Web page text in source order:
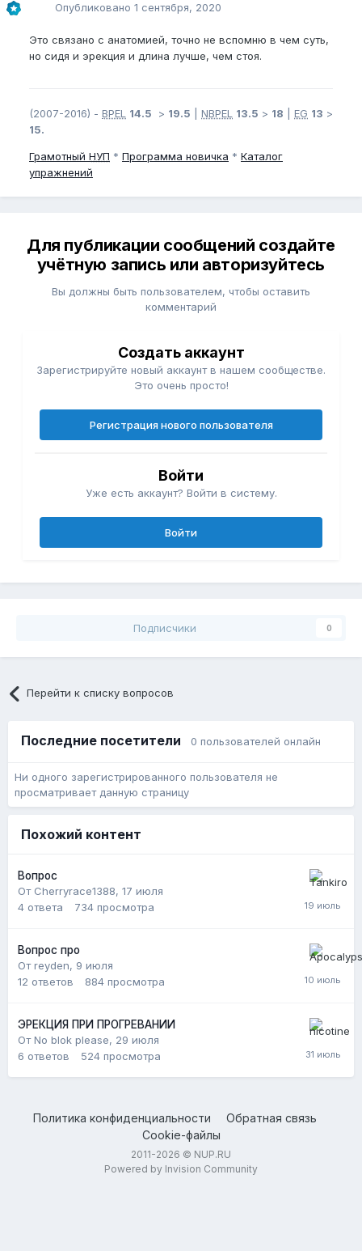
Опубликовано 1 сентября, 2020
Это связано с анатомией, точно не вспомню в чем суть,
но сидя и эрекция и длина лучше, чем стоя.
(2007-2016) - BPEL 14.5 > 19.5 NBPEL 13.5 > 18 EG 13 >
15.
Грамотный НУП * Программа новичка * Каталог
упражнений
Для публикации сообщений создайте
учётную запись или авторизуйтесь
Вы должны быть пользователем, чтобы оставить
комментарий
Создать аккаунт
Зарегистрируйте новый аккаунт в нашем сообществе.
Это очень просто!
Регистрация нового пользователя
Войти
Уже есть аккаунт? Войти в систему.
Войти
Подписчики 0
Перейти к списку вопросов
Последние посетители 0 пользователей онлайн
Ни одного зарегистрированного пользователя не
просматривает данную страницу
Похожий контент
Вопрос
От Cherryrace1388, 17 июля
4 ответа 734 просмотра
Вопрос про
От reyden, 9 июля
12 ответов 884 просмотра
ЭРЕКЦИЯ ПРИ ПРОГРЕВАНИИ
От No blok please, 29 июля
6 ответов 524 просмотра
Политика конфиденциальности
Обратная связь
Cookie-файлы
2011-2026 © NUP.RU
Powered by Invision Community